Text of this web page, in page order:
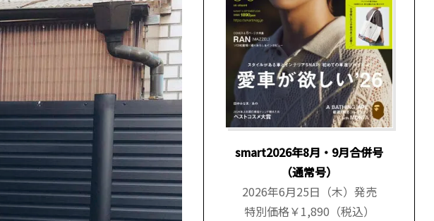
smart2026年8月・9月合併号
（通常号）
2026年6月25日（木）発売
特別価格￥1,890（税込）